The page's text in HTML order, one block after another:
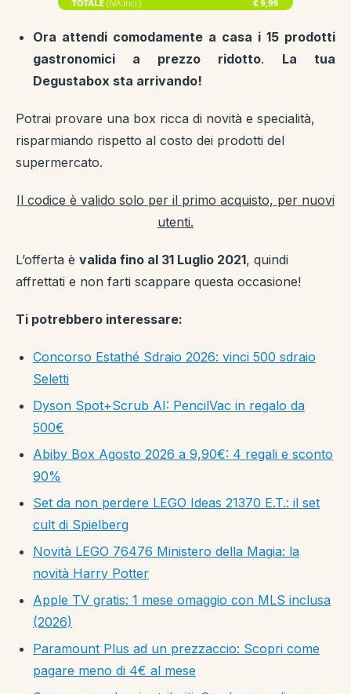
Ora attendi comodamente a casa i 15 prodotti
gastronomici a prezzo ridotto. La tua
Degustabox sta arrivando!
Potrai provare una box ricca di novità e specialità,
risparmiando rispetto al costo dei prodotti del
supermercato.
Il codice è valido solo per il primo acquisto, per nuovi
utenti.
L’offerta è valida fino al 31 Luglio 2021, quindi
affrettati e non farti scappare questa occasione!
Ti potrebbero interessare:
Concorso Estathé Sdraio 2026: vinci 500 sdraio
Seletti
Dyson Spot+Scrub AI: PencilVac in regalo da
500€
Abiby Box Agosto 2026 a 9,90€: 4 regali e sconto
90%
Set da non perdere LEGO Ideas 21370 E.T.: il set
cult di Spielberg
Novità LEGO 76476 Ministero della Magia: la
novità Harry Potter
Apple TV gratis: 1 mese omaggio con MLS inclusa
(2026)
Paramount Plus ad un prezzaccio: Scopri come
pagare meno di 4€ al mese